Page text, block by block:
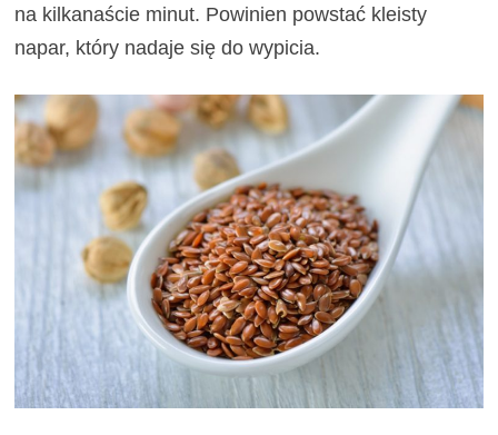
na kilkanaście minut. Powinien powstać kleisty
napar, który nadaje się do wypicia.